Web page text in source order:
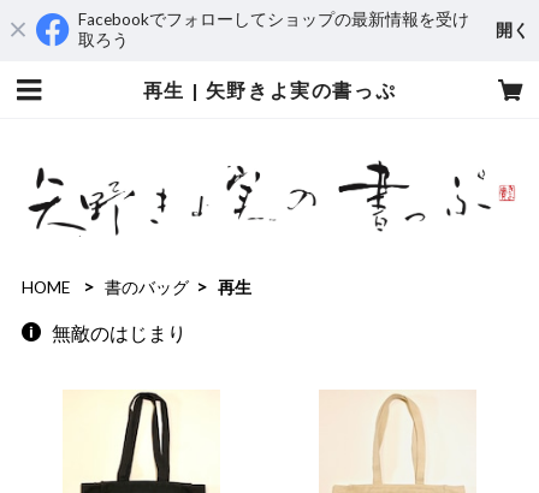
Facebookでフォローしてショップの最新情報を受け
取ろう
開く
再生 | 矢野きよ実の書っぷ
HOME 書のバッグ 再生
無敵のはじまり